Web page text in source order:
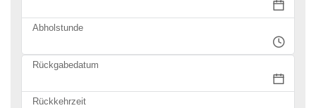
Abholstunde
Rückgabedatum
Rückkehrzeit